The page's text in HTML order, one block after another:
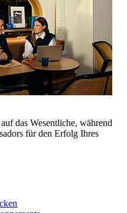
das Wesentliche, während
für den Erfolg Ihres